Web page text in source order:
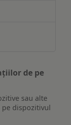
de pe
sau alte
dispozitivul